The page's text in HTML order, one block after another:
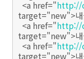
<a href="http://
target="new">내
<a href="http://
target="new">내
<a href="http://
target="new">내